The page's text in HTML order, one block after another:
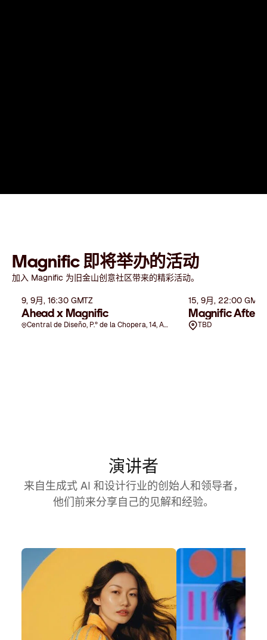
Magnific 即将举办的活动
加入 Magnific 为旧金山创意社区带来的精彩活动。
9, 9月, 16:30 GMTZ
Ahead x Magnific
Central de Diseño, P.º de la Chopera, 14, Arganzuela, 28045 Madrid, Spain
15, 9月, 22:00 GMTZ
Magnific After
TBD
演讲者
来自生成式 AI 和设计行业的创始人和领导者，
他们前来分享自己的见解和经验。